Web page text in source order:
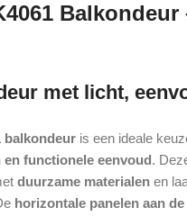
met licht,
balkondeur is een ideale
functionele eenvoud.
duurzame materialen en
horizontale panelen aan